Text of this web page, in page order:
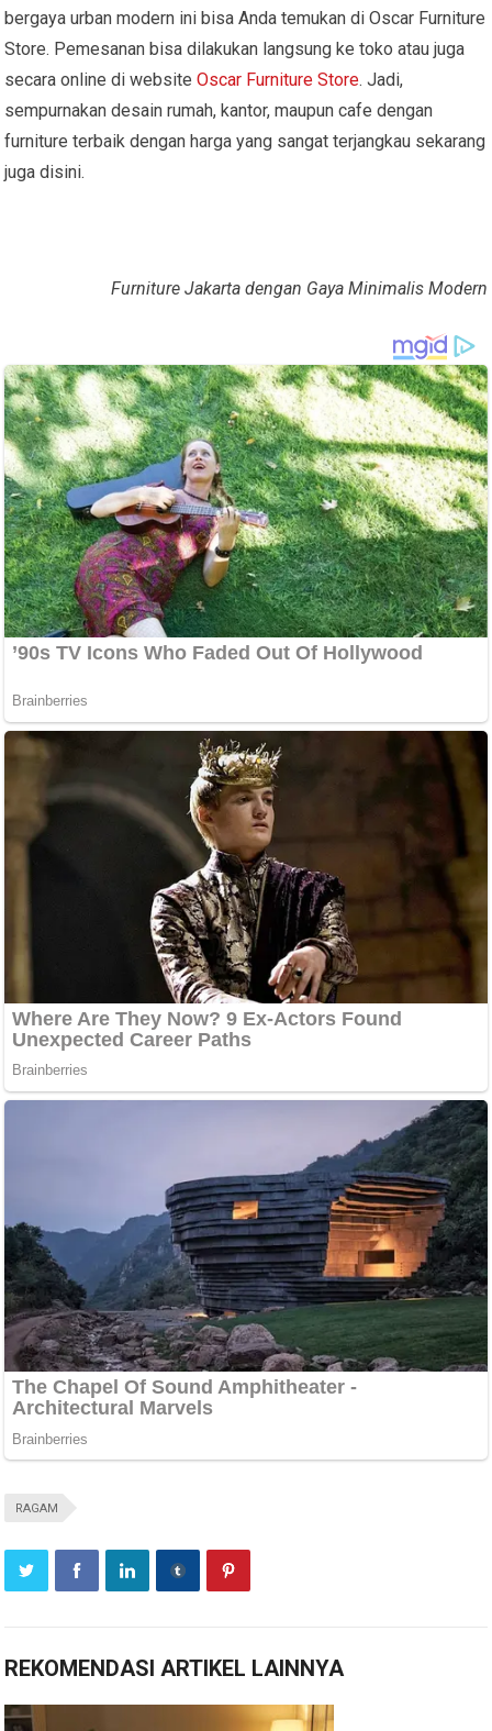
bergaya urban modern ini bisa Anda temukan di Oscar Furniture
Store. Pemesanan bisa dilakukan langsung ke toko atau juga
secara online di websiteOscar Furniture Store. Jadi,
sempurnakan desain rumah, kantor, maupun cafe dengan
furniture terbaik dengan harga yang sangat terjangkau sekarang
juga disini.
Furniture Jakarta dengan Gaya Minimalis Modern
RAGAM
REKOMENDASI ARTIKEL LAINNYA